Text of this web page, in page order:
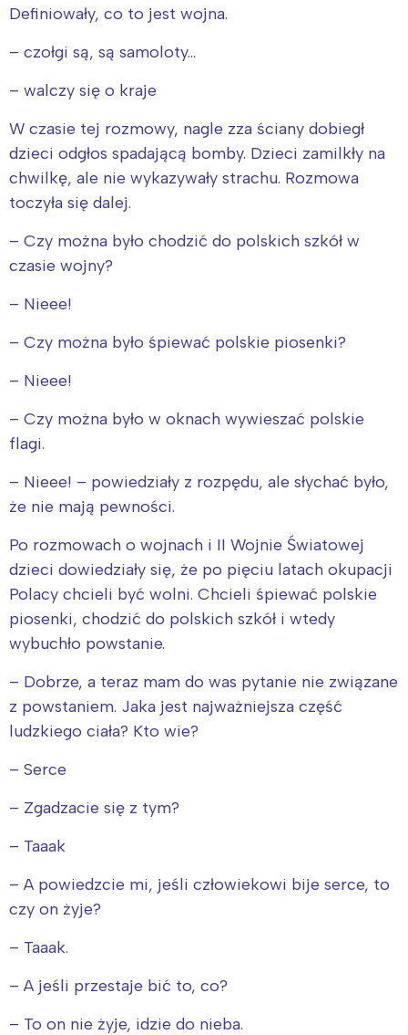
Definiowały, co to jest wojna.
– czołgi są, są samoloty…
– walczy się o kraje
W czasie tej rozmowy, nagle zza ściany dobiegł
dzieci odgłos spadającą bomby. Dzieci zamilkły na
chwilkę, ale nie wykazywały strachu. Rozmowa
toczyła się dalej.
– Czy można było chodzić do polskich szkół w
czasie wojny?
– Nieee!
– Czy można było śpiewać polskie piosenki?
– Nieee!
– Czy można było w oknach wywieszać polskie
flagi.
– Nieee! – powiedziały z rozpędu, ale słychać było,
że nie mają pewności.
Po rozmowach o wojnach i II Wojnie Światowej
dzieci dowiedziały się, że po pięciu latach okupacji
Polacy chcieli być wolni. Chcieli śpiewać polskie
piosenki, chodzić do polskich szkół i wtedy
wybuchło powstanie.
– Dobrze, a teraz mam do was pytanie nie związane
z powstaniem. Jaka jest najważniejsza część
ludzkiego ciała? Kto wie?
– Serce
– Zgadzacie się z tym?
– Taaak
– A powiedzcie mi, jeśli człowiekowi bije serce, to
czy on żyje?
– Taaak.
– A jeśli przestaje bić to, co?
– To on nie żyje, idzie do nieba.